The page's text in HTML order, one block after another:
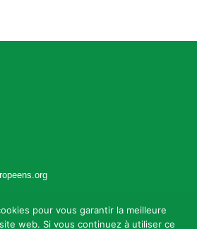
pour vous garantir la meilleure
web. Si vous continuez à utiliser ce